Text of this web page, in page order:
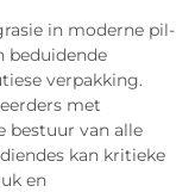
in moderne pil-
beduidende
verpakking.
met
bestuur van alle
kan kritieke
en